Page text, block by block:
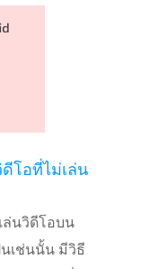
โอที่ไม่เล่น
ล่นวิดีโอบน
เช่นนั้น มีวิธี